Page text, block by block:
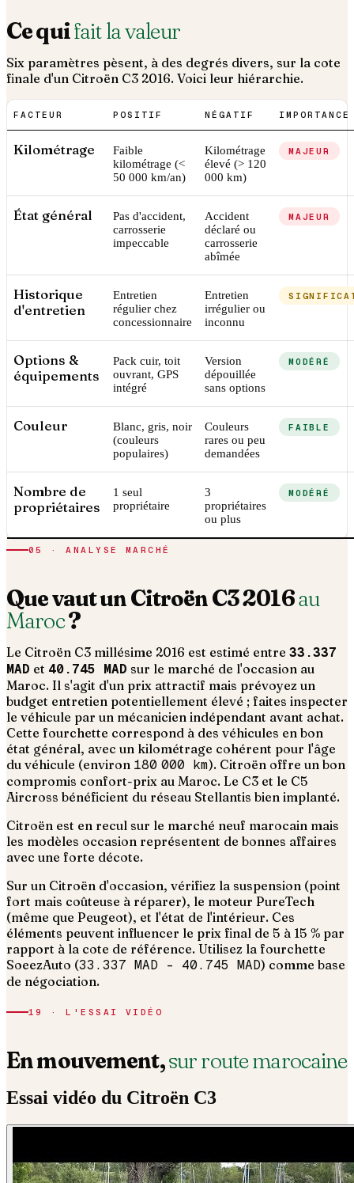
Ce quifait la valeur
Six paramètres pèsent, à des degrés divers, sur la cote
finale d'un Citroën C3 2016. Voici leur hiérarchie.
FACTEUR POSITIF NÉGATIF IMPORTANCE
Kilométrage
Faible
kilométrage (<
50 000 km/an)
Kilométrage
élevé (> 120
000 km)
MAJEUR
État général
Pas d'accident,
carrosserie
impeccable
Accident
déclaré ou
carrosserie
abîmée
MAJEUR
Historique
d'entretien
Entretien
régulier chez
concessionnaire
Entretien
irrégulier ou
inconnu
Options &
équipements
Pack cuir, toit
ouvrant, GPS
intégré
Version
dépouillée
sans options
MODÉRÉ
Couleur
Blanc, gris, noir
(couleurs
populaires)
Couleurs
rares ou peu
demandées
FAIBLE
Nombre de
propriétaires
1 seul
propriétaire
3
propriétaires
ou plus
MODÉRÉ
05 · ANALYSE MARCHÉ
Que vaut unCitroënC32016au
Maroc?
Le Citroën C3 millésime 2016 est estimé entre 33.337
MAD et 40.745 MAD sur le marché de l'occasion au
Maroc. Il s'agit d'un prix attractif mais prévoyez un
budget entretien potentiellement élevé ; faites inspecter
le véhicule par un mécanicien indépendant avant achat.
Cette fourchette correspond à des véhicules en bon
état général, avec un kilométrage cohérent pour l'âge
du véhicule (environ 180 000 km). Citroën offre un bon
compromis confort-prix au Maroc. Le C3 et le C5
Aircross bénéficient du réseau Stellantis bien implanté.
Citroën est en recul sur le marché neuf marocain mais
les modèles occasion représentent de bonnes affaires
avec une forte décote.
Sur un Citroën d'occasion, vérifiez la suspension (point
fort mais coûteuse à réparer), le moteur PureTech
(même que Peugeot), et l'état de l'intérieur. Ces
éléments peuvent influencer le prix final de 5 à 15 % par
rapport à la cote de référence. Utilisez la fourchette
SoeezAuto (33.337 MAD – 40.745 MAD) comme base
de négociation.
19 · L'ESSAI VIDÉO
En mouvement,sur route marocaine
Essai vidéo du Citroën C3